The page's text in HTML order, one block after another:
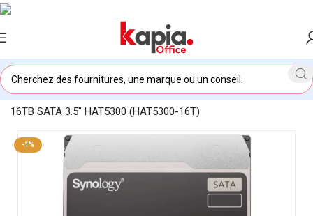
Accueil/KAPIA OFFICE MAROC/Disque dur NAS Synology
16TB SATA 3.5″ HAT5300 (HAT5300-16T)
-1%